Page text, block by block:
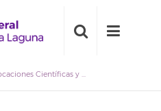
Arranca la Feria de Vocaciones Científicas y Profesionales como primera actividad del Mes de la Ciencia y la Tecnología en La Laguna